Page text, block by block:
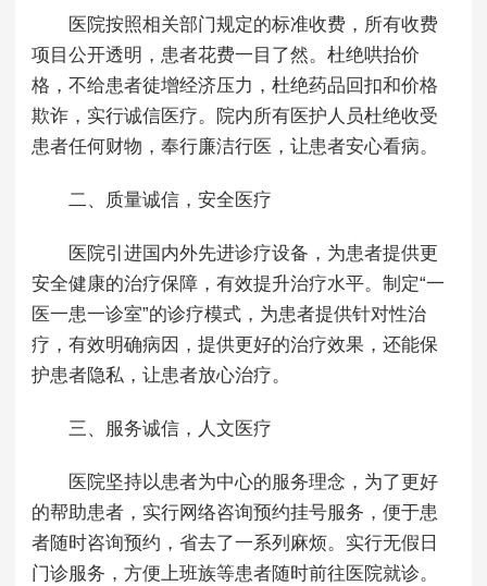
医院按照相关部门规定的标准收费，所有收费
项目公开透明，患者花费一目了然。杜绝哄抬价
格，不给患者徒增经济压力，杜绝药品回扣和价格
欺诈，实行诚信医疗。院内所有医护人员杜绝收受
患者任何财物，奉行廉洁行医，让患者安心看病。
二、质量诚信，安全医疗
医院引进国内外先进诊疗设备，为患者提供更
安全健康的治疗保障，有效提升治疗水平。制定“一
医一患一诊室”的诊疗模式，为患者提供针对性治
疗，有效明确病因，提供更好的治疗效果，还能保
护患者隐私，让患者放心治疗。
三、服务诚信，人文医疗
医院坚持以患者为中心的服务理念，为了更好
的帮助患者，实行网络咨询预约挂号服务，便于患
者随时咨询预约，省去了一系列麻烦。实行无假日
门诊服务，方便上班族等患者随时前往医院就诊。